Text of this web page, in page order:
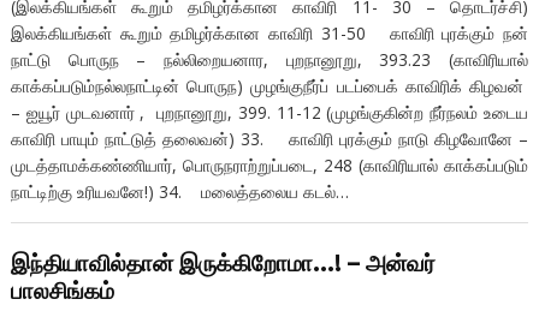
(இலக்கியங்கள் கூறும் தமிழர்க்கான காவிரி 11- 30 – தொடர்ச்சி)
இலக்கியங்கள் கூறும் தமிழர்க்கான காவிரி 31-50 காவிரி புரக்கும் நன்
நாட்டு பொருந – நல்லிறையனார, புறநானூறு, 393.23 (காவிரியால்
காக்கப்படும்நல்லநாட்டின் பொருந) முழங்குநீர்ப் படப்பைக் காவிரிக் கிழவன்
– ஐயூர் முடவனார் , புறநானூறு, 399. 11-12 (முழங்குகின்ற நீர்நலம் உடைய
காவிரி பாயும் நாட்டுத் தலைவன்) 33. காவிரி புரக்கும் நாடு கிழவோனே –
முடத்தாமக்கண்ணியார், பொருநராற்றுப்படை, 248 (காவிரியால் காக்கப்படும்
நாட்டிற்கு உரியவனே!) 34. மலைத்தலைய கடல்…
இந்தியாவில்தான் இருக்கிறோமா…! – அன்வர்
பாலசிங்கம்